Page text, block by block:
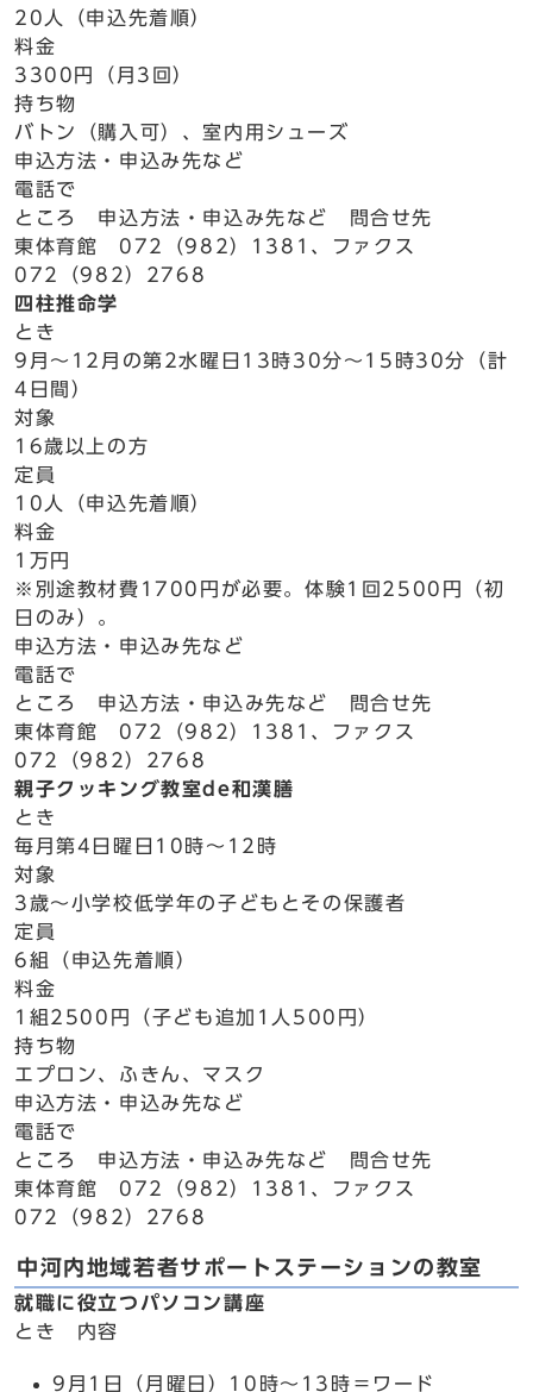
20人（申込先着順）
料金
3300円（月3回）
持ち物
バトン（購入可）、室内用シューズ
申込方法・申込み先など
電話で
ところ 申込方法・申込み先など 問合せ先
東体育館 072（982）1381、ファクス
072（982）2768
四柱推命学
とき
9月～12月の第2水曜日13時30分～15時30分（計
4日間）
対象
16歳以上の方
定員
10人（申込先着順）
料金
1万円
※別途教材費1700円が必要。体験1回2500円（初
日のみ）。
申込方法・申込み先など
電話で
ところ 申込方法・申込み先など 問合せ先
東体育館 072（982）1381、ファクス
072（982）2768
親子クッキング教室de和漢膳
とき
毎月第4日曜日10時～12時
対象
3歳～小学校低学年の子どもとその保護者
定員
6組（申込先着順）
料金
1組2500円（子ども追加1人500円）
持ち物
エプロン、ふきん、マスク
申込方法・申込み先など
電話で
ところ 申込方法・申込み先など 問合せ先
東体育館 072（982）1381、ファクス
072（982）2768
中河内地域若者サポートステーションの教室
就職に役立つパソコン講座
とき 内容
9月1日（月曜日）10時～13時＝ワード